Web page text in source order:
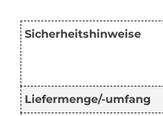
Sicherheitshinweise
Liefermenge/-umfang